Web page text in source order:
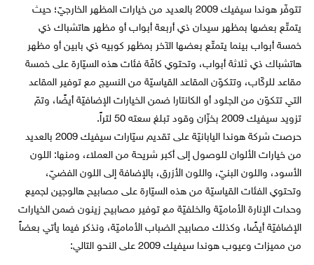
تتوفّر هوندا سيفيك 2009 بالعديد من خيارات المظهر الخارجيّ؛ حيث
يتمتّع بعضها بمظهر سيدان ذي أربعة أبواب أو مظهر هاتشباك ذي
خمسة أبواب بينما يتمتّع بعضها الآخر بمظهر كوبيه ذي بابين أو مظهر
هاتشباك ذي ثلاثة أبواب، وتحتوي كافّة فئات هذه السيّارة على خمسة
مقاعد للركّاب، وتتكوّن المقاعد القياسيّة من النسيج مع توفير المقاعد
التي تتكوّن من الجلود أو الكانتارا ضمن الخيارات الإضافيّة أيضًا، وتمّ
تزويد سيفيك 2009 بخزّان وقود تبلغ سعته 50 لتراً.
حرصت شركة هوندا اليابانيّة على تقديم سيّارات سيفيك 2009 بالعديد
من خيارات الألوان للوصول إلى أكبر شريحة من العملاء، ومنها: اللون
الأسود، واللون البنيّ، واللون الأزرق، بالإضافة إلى اللون الفضيّ،
وتحتوي الفئات القياسيّة من هذه السيّارة على مصابيح هالوجين لجميع
وحدات الإنارة الأماميّة والخلفيّة مع توفير مصابيح زينون ضمن الخيارات
الإضافيّة أيضًا، وكذلك مصابيح الضباب الأماميّة، ونذكر فيما يأتي بعضاً
من مميزات وعيوب هوندا سيفيك 2009 على النحو التالي: